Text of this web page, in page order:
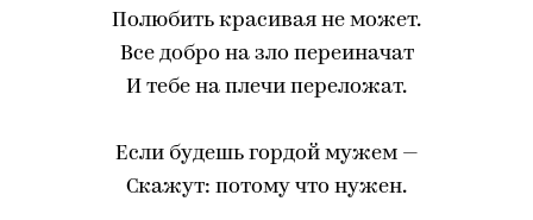
Полюбить красивая не может.
Все добро на зло переиначат
И тебе на плечи переложат.
Если будешь гордой мужем —
Скажут: потому что нужен.